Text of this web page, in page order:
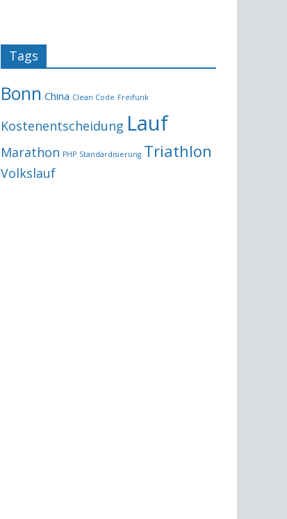
Tags
Bonn China Clean Code Freifunk
Kostenentscheidung Lauf
Marathon PHP Standardisierung Triathlon
Volkslauf